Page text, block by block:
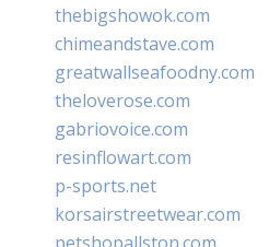
thebigshowok.com
chimeandstave.com
greatwallseafoodny.com
theloverose.com
gabriovoice.com
resinflowart.com
p-sports.net
korsairstreetwear.com